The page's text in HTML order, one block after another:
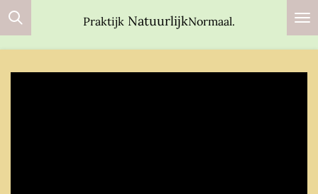
Ga
direct
de
Praktijk NatuurlijkNormaal.